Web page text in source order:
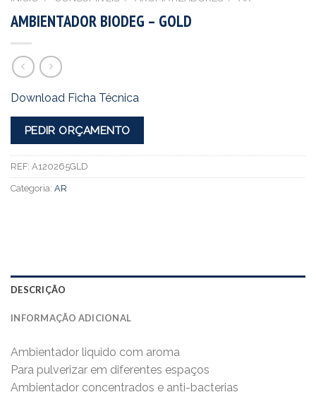
AMBIENTADOR BIODEG – GOLD
Download Ficha Técnica
PEDIR ORÇAMENTO
REF: A120265GLD
Categoria: AR
DESCRIÇÃO
INFORMAÇÃO ADICIONAL
Ambientador liquido com aroma
Para pulverizar em diferentes espaços
Ambientador concentrados e anti-bacterias